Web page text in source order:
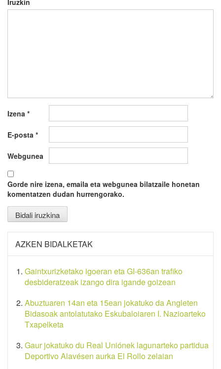
Iruzkin
Izena *
E-posta *
Webgunea
Gorde nire izena, emaila eta webgunea bilatzaile honetan
komentatzen dudan hurrengorako.
AZKEN BIDALKETAK
Gaintxurizketako igoeran eta GI-636an trafiko
desbideratzeak izango dira igande goizean
Abuztuaren 14an eta 15ean jokatuko da Angleten
Bidasoak antolatutako Eskubaloiaren I. Nazioarteko
Txapelketa
Gaur jokatuko du Real Uniónek lagunarteko partidua
Deportivo Alavésen aurka El Rollo zelaian